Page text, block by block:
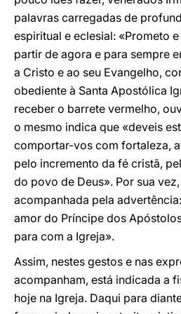
palavras carregadas de
espiritual e eclesial: «Prometo
partir de agora e para sempre
a Cristo e ao seu Evangelho,
obediente à Santa Apostólica
receber o barrete vermelho,
o mesmo indica que «deveis
comportar-vos com fortaleza,
pelo incremento da fé cristã,
do povo de Deus». Por sua
acompanhada pela
amor do Príncipe dos
para com a Igreja».
Assim, nestes gestos e nas
acompanham, está indicada a
hoje na Igreja. Daqui para